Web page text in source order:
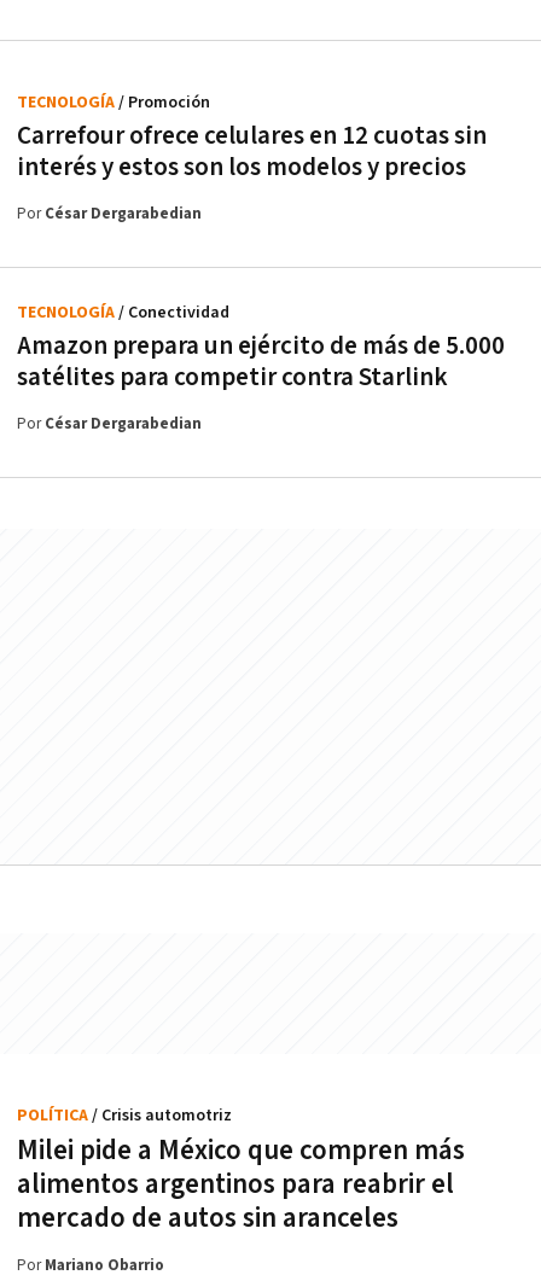
Carrefour ofrece celulares en 12 cuotas sin
interés y estos son los modelos y precios
TECNOLOGÍA/ Promoción
PorCésar Dergarabedian
Amazon prepara un ejército de más de 5.000
satélites para competir contra Starlink
TECNOLOGÍA/ Conectividad
PorCésar Dergarabedian
Milei pide a México que compren más
alimentos argentinos para reabrir el
mercado de autos sin aranceles
POLÍTICA/ Crisis automotriz
PorMariano Obarrio